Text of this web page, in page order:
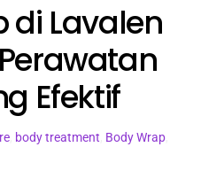
di Lavalen
Efektif
, body treatment Body Wrap,